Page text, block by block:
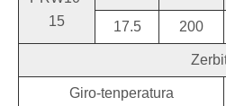
15
17.5 200
Giro-tenperatura